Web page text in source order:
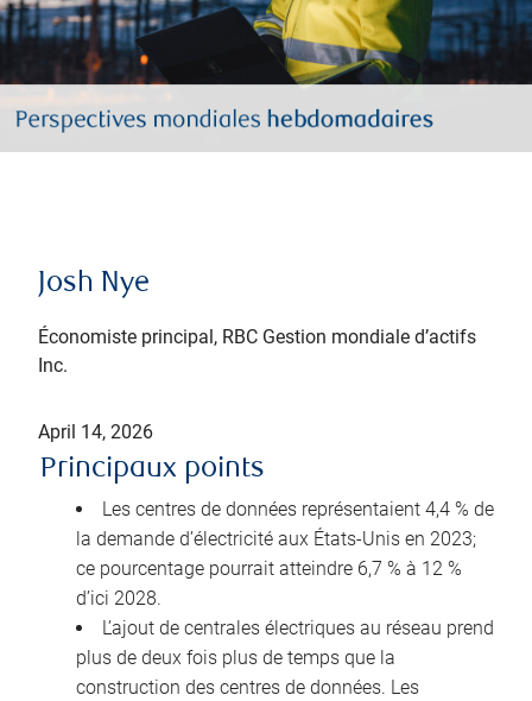
Josh Nye
Économiste principal, RBC Gestion mondiale d’actifs
Inc.
April 14, 2026
Principaux points
Les centres de données représentaient 4,4 % de
la demande d’électricité aux États-Unis en 2023;
ce pourcentage pourrait atteindre 6,7 % à 12 %
d’ici 2028.
L’ajout de centrales électriques au réseau prend
plus de deux fois plus de temps que la
construction des centres de données. Les